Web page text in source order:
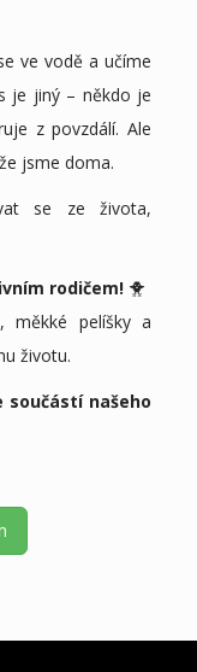
ve vodě a učíme
je jiný – někdo je
z povzdálí. Ale
jsme doma.
se ze života,
rodičem! 🐥
měkké pelíšky a
životu.
našeho